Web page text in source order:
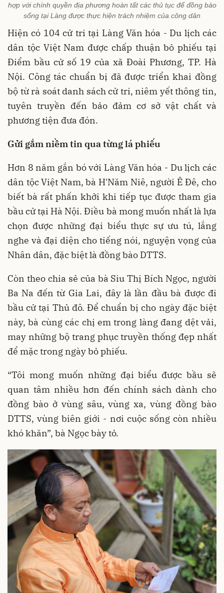
hợp với chính quyền địa phương hoàn tất các thủ tục để đồng bào
sống tại Làng được thực hiện trách nhiệm của công dân
Hiện có 104 cử tri tại Làng Văn hóa - Du lịch các
dân tộc Việt Nam được chấp thuận bỏ phiếu tại
Điểm bầu cử số 19 của xã Đoài Phương, TP. Hà
Nội. Công tác chuẩn bị đã được triển khai đồng
bộ từ rà soát danh sách cử tri, niêm yết thông tin,
tuyên truyền đến bảo đảm cơ sở vật chất và
phương tiện đưa đón.
Gửi gắm niềm tin qua từng lá phiếu
Hơn 8 năm gắn bó với Làng Văn hóa - Du lịch các
dân tộc Việt Nam, bà H'Năm Niê, người Ê Đê, cho
biết bà rất phấn khởi khi tiếp tục được tham gia
bầu cử tại Hà Nội. Điều bà mong muốn nhất là lựa
chọn được những đại biểu thực sự ưu tú, lắng
nghe và đại diện cho tiếng nói, nguyện vọng của
Nhân dân, đặc biệt là đồng bào DTTS.
Còn theo chia sẻ của bà Siu Thị Bích Ngọc, người
Ba Na đến từ Gia Lai, đây là lần đầu bà được đi
bầu cử tại Thủ đô. Để chuẩn bị cho ngày đặc biệt
này, bà cùng các chị em trong làng đang dệt vải,
may những bộ trang phục truyền thống đẹp nhất
để mặc trong ngày bỏ phiếu.
“Tôi mong muốn những đại biểu được bầu sẽ
quan tâm nhiều hơn đến chính sách dành cho
đồng bào ở vùng sâu, vùng xa, vùng đồng bào
DTTS, vùng biên giới - nơi cuộc sống còn nhiều
khó khăn”, bà Ngọc bày tỏ.